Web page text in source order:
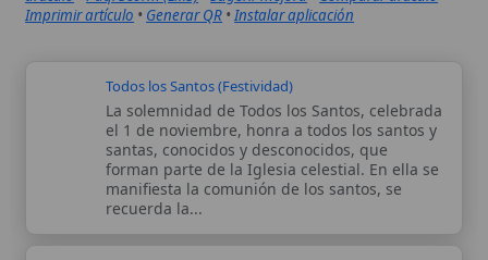
del Templo de Salomón, comúnmente
conocida como la Orden de los Templarios,
fue una de las órdenes militares más
influyentes y poderosas de la Edad Media.
Fundada en 1118 tras la...